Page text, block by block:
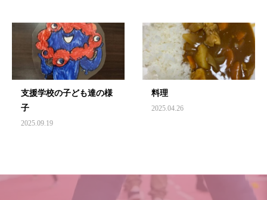
支援学校の子ども達の様
子
2025.09.19
料理
2025.04.26